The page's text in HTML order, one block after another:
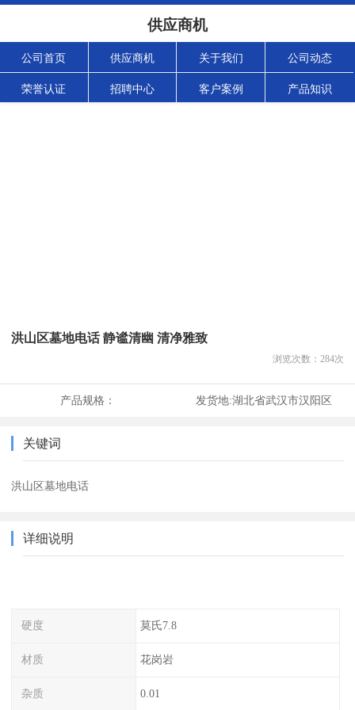
供应商机
公司首页 供应商机 关于我们 公司动态
荣誉认证 招聘中心 客户案例 产品知识
洪山区墓地电话 静谧清幽 清净雅致
浏览次数： 284次
产品规格： 发货地:湖北省武汉市汉阳区
关键词
洪山区墓地电话
详细说明
硬度 莫氏7.8
材质 花岗岩
杂质 0.01